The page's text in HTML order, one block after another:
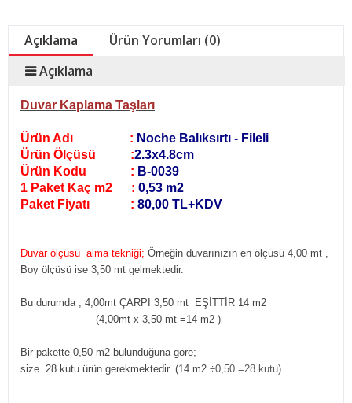
Açıklama
Ürün Yorumları (0)
Açıklama
Duvar Kaplama Taşları
Ürün Adı : Noche Balıksırtı - Fileli
Ürün Ölçüsü :2.3x4.8cm
Ürün Kodu : B-0039
1 Paket Kaç m2 : 0,53 m2
Paket Fiyatı : 80,00 TL+KDV
Duvar ölçüsü alma tekniği; Örneğin duvarınızın en ölçüsü 4,00 mt ,
Boy ölçüsü ise 3,50 mt gelmektedir.
Bu durumda ; 4,00mt ÇARPI 3,50 mt EŞİTTİR 14 m2
(4,00mt x 3,50 mt =14 m2 )
Bir pakette 0,50 m2 bulunduğuna göre;
size 28 kutu ürün gerekmektedir. (14 m2 ÷0,50 =28 kutu)